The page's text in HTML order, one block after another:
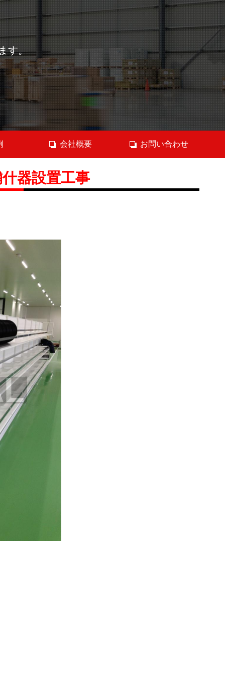
す。
会社概要 お問い合わせ
器設置工事